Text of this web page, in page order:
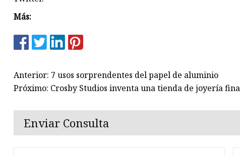
Más:
Anterior: 7 usos sorprendentes del papel de aluminio
Próximo: Crosby Studios inventa una tienda de joyería
Enviar Consulta